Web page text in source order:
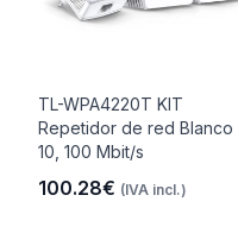
TL-WPA4220T KIT
Repetidor de red Blanco
10, 100 Mbit/s
100.28€ (IVA incl.)